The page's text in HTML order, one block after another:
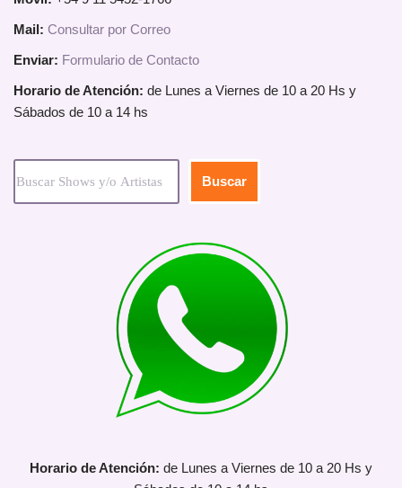
Mail: Consultar por Correo
Enviar: Formulario de Contacto
Horario de Atención: de Lunes a Viernes de 10 a 20 Hs y
Sábados de 10 a 14 hs
Buscar
Horario de Atención: de Lunes a Viernes de 10 a 20 Hs y